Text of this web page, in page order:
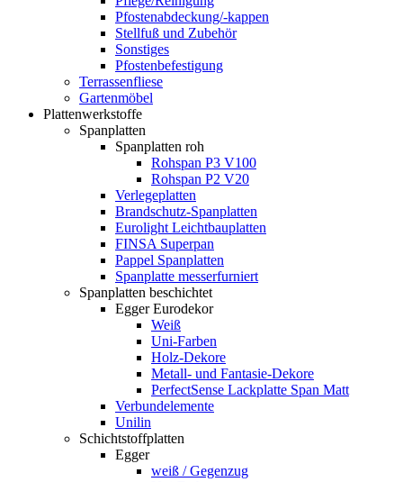
Pfostenabdeckung/-kappen
Stellfuß und Zubehör
Sonstiges
Pfostenbefestigung
Terrassenfliese
Gartenmöbel
Plattenwerkstoffe
Spanplatten
Spanplatten roh
Rohspan P3 V100
Rohspan P2 V20
Verlegeplatten
Brandschutz-Spanplatten
Eurolight Leichtbauplatten
FINSA Superpan
Pappel Spanplatten
Spanplatte messerfurniert
Spanplatten beschichtet
Egger Eurodekor
Weiß
Uni-Farben
Holz-Dekore
Metall- und Fantasie-Dekore
PerfectSense Lackplatte Span Matt
Verbundelemente
Unilin
Schichtstoffplatten
Egger
weiß / Gegenzug